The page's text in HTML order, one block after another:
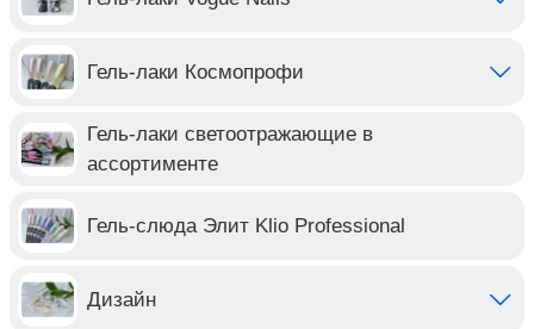
Гель-лаки Космопрофи
Гель-лаки светоотражающие в
ассортименте
Гель-слюда Элит Klio Professional
Дизайн